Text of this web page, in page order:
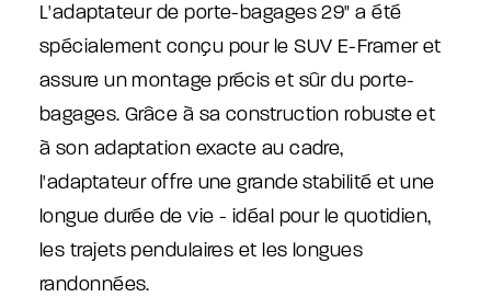
L'adaptateur de porte-bagages 29" a été
spécialement conçu pour le SUV E-Framer et
assure un montage précis et sûr du porte-
bagages. Grâce à sa construction robuste et
à son adaptation exacte au cadre,
l'adaptateur offre une grande stabilité et une
longue durée de vie - idéal pour le quotidien,
les trajets pendulaires et les longues
randonnées.